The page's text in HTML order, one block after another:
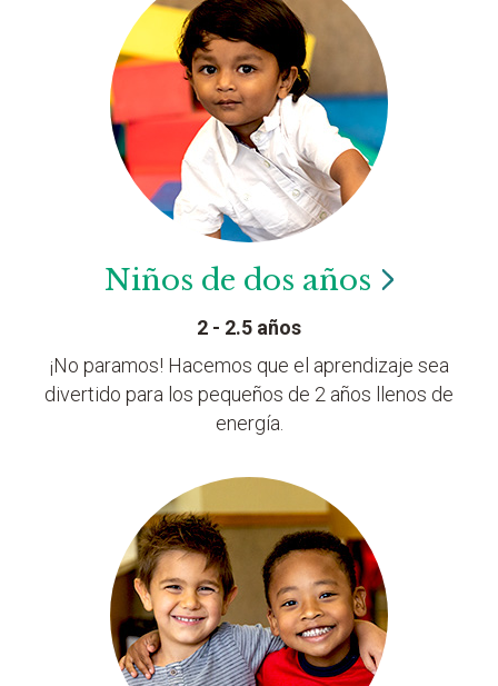
Niños de dos años
2 - 2.5 años
¡No paramos! Hacemos que el aprendizaje sea
divertido para los pequeños de 2 años llenos de
energía.